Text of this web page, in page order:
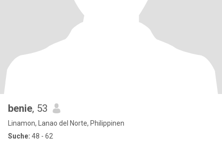
benie, 53
Linamon, Lanao del Norte, Philippinen
Suche: 48 - 62